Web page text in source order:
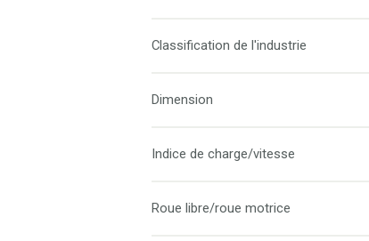
Classification de l'industrie
Dimension
Indice de charge/vitesse
Roue libre/roue motrice